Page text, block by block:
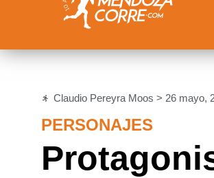
Claudio Pereyra Moos > 26 mayo,
PERSONAJES